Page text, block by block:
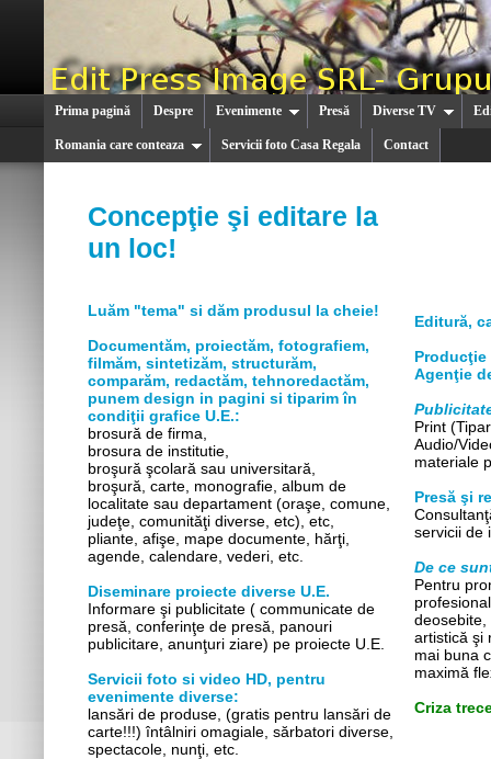
Prima pagină Despre Evenimente Presă Diverse TV
Romania care conteaza Servicii foto Casa Regala Contact
Concepţie şi editare la
un loc!
Luăm "tema" si dăm produsul la cheie!
Documentăm, proiectăm, fotografiem,
filmăm, sintetizăm, structurăm,
comparăm, redactăm, tehnoredactăm,
punem design in pagini si tiparim în
condiţii grafice U.E.:
brosură de firma,
brosura de institutie,
broşură şcolară sau universitară,
broşură, carte, monografie, album de
localitate sau departament (oraşe, comune,
judeţe, comunităţi diverse, etc), etc,
pliante, afişe, mape documente, hărţi,
agende, calendare, vederi, etc.
Diseminare proiecte diverse U.E.
Informare şi publicitate ( communicate de
presă, conferinţe de presă, panouri
publicitare, anunţuri ziare) pe proiecte U.E.
Servicii foto si video HD, pentru
evenimente diverse:
lansări de produse, (gratis pentru lansări de
carte!!!) întâlniri omagiale, sărbatori diverse,
spectacole, nunţi, etc.
Editură,
Producţie
Agenţie
Print
Audio/
materiale
Presă şi
servicii de
De ce
Pentru
artistică şi
mai buna
maximă
Criza